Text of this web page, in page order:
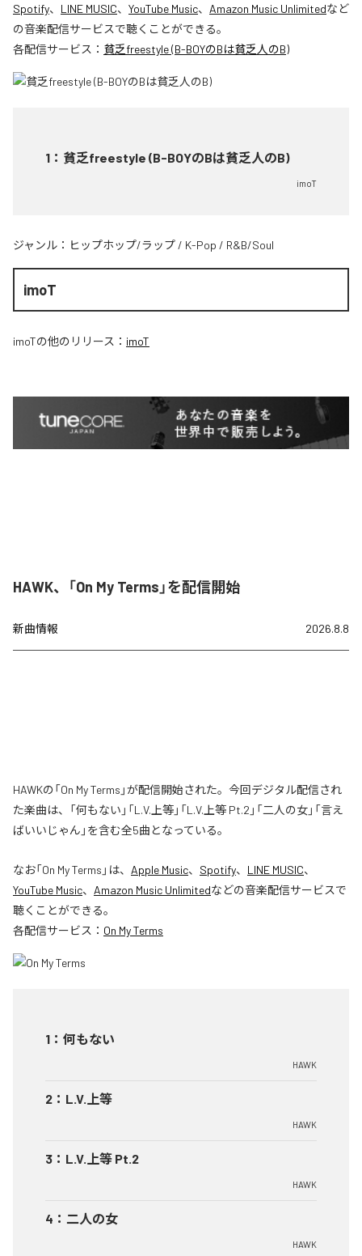
Spotify、 LINE MUSIC、 YouTube Music、 Amazon Music Unlimitedなど
の音楽配信サービスで聴くことができる。
各配信サービス： 貧乏freestyle (B-BOYのBは貧乏人のB)
1 ： 貧乏freestyle (B-BOYのBは貧乏人のB)
imoT
ジャンル： ヒップホップ/ラップ / K-Pop / R&B/Soul
imoT
imoTの他のリリース： imoT
HAWK、「On My Terms」を配信開始
新曲情報 2026.8.8
HAWKの「On My Terms」が配信開始された。今回デジタル配信され
た楽曲は、「何もない」「L.V.上等」「L.V.上等 Pt.2」「二人の女」「言え
ばいいじゃん」を含む全5曲となっている。
なお「On My Terms 」は、 Apple Music、 Spotify、 LINE MUSIC、
YouTube Music、 Amazon Music Unlimitedなどの音楽配信サービスで
聴くことができる。
各配信サービス： On My Terms
1 ： 何もない
HAWK
2 ： L.V.上等
HAWK
3 ： L.V.上等 Pt.2
HAWK
4 ： 二人の女
HAWK